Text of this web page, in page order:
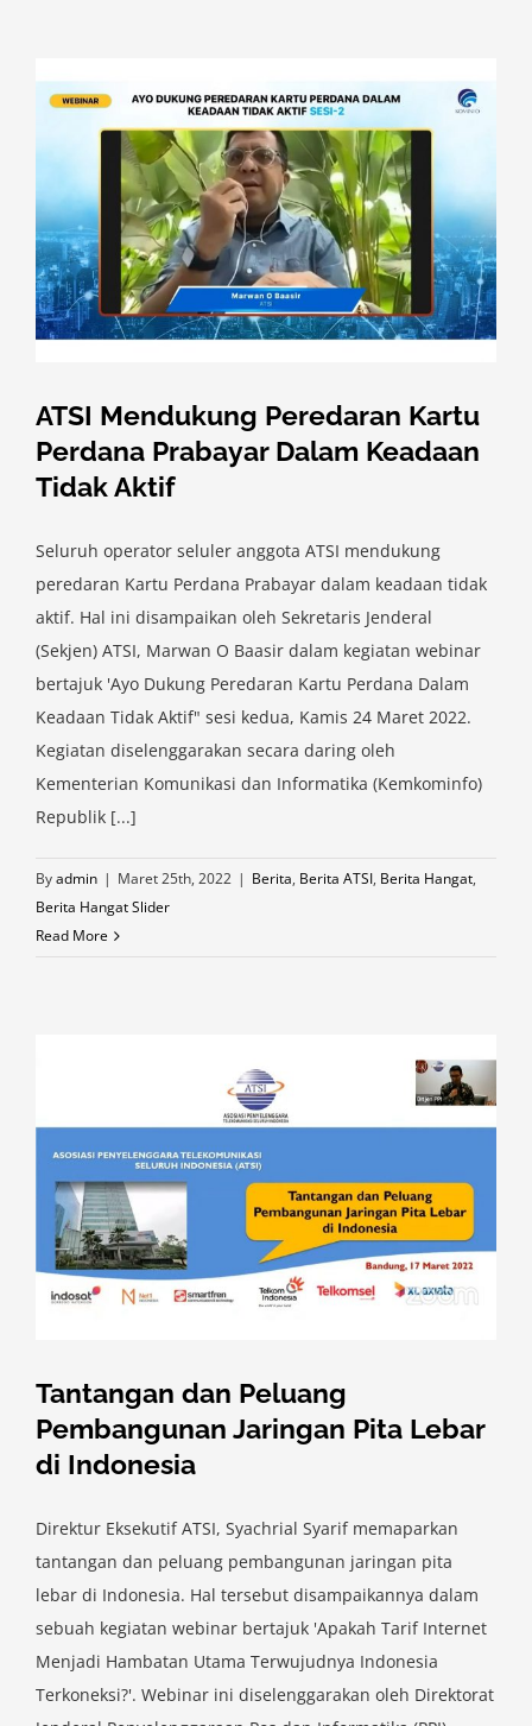
ATSI Mendukung Peredaran Kartu
Perdana Prabayar Dalam Keadaan
Tidak Aktif
Seluruh operator seluler anggota ATSI mendukung
peredaran Kartu Perdana Prabayar dalam keadaan tidak
aktif. Hal ini disampaikan oleh Sekretaris Jenderal
(Sekjen) ATSI, Marwan O Baasir dalam kegiatan webinar
bertajuk 'Ayo Dukung Peredaran Kartu Perdana Dalam
Keadaan Tidak Aktif" sesi kedua, Kamis 24 Maret 2022.
Kegiatan diselenggarakan secara daring oleh
Kementerian Komunikasi dan Informatika (Kemkominfo)
Republik [...]
Byadmin | Maret 25th, 2022 | Berita, Berita ATSI, Berita Hangat,
Berita Hangat Slider
Read More
Tantangan dan Peluang
Pembangunan Jaringan Pita Lebar
di Indonesia
Direktur Eksekutif ATSI, Syachrial Syarif memaparkan
tantangan dan peluang pembangunan jaringan pita
lebar di Indonesia. Hal tersebut disampaikannya dalam
sebuah kegiatan webinar bertajuk 'Apakah Tarif Internet
Menjadi Hambatan Utama Terwujudnya Indonesia
Terkoneksi?'. Webinar ini diselenggarakan oleh Direktorat